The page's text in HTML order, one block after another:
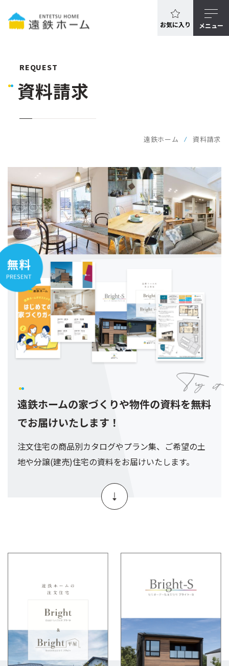
お気に入り メニュー
REQUEST
資料請求
遠鉄ホーム 資料請求
遠鉄ホームの家づくりや物件の資料を無料
でお届けいたします！
注文住宅の商品別カタログやプラン集、 ご希望の土
地や分譲(建売)住宅の資料をお届けいたします。